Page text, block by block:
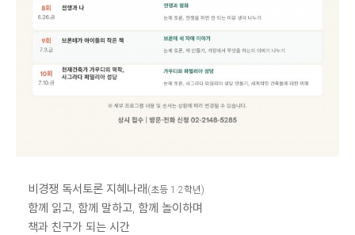
비경쟁 독서토론 지혜나래 (초등 1·2학년)
함께 읽고, 함께 말하고, 함께 놀이하며
책과 친구가 되는 시간